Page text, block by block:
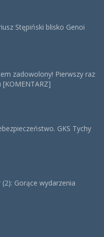
Stępiński blisko Genoi
zadowolony! Pierwszy raz
GKS Tychy
Gorące wydarzenia